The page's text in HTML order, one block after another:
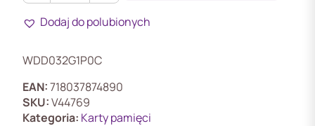
WDD032G1P0C
Karta
WD
PURPLE
32GB
Dodaj do polubionych
WDD032G1P0C
EAN:718037874890
SKU:V44769
Kategoria: Karty pamięci